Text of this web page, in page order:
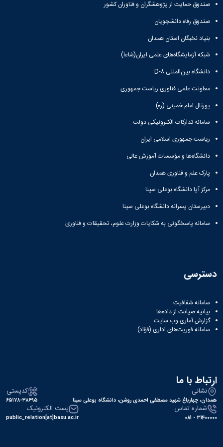
صندوق حمایت از پژوهشگران و فناوران کشور
صندوق رفاه دانشجویان
بنیاد نخبگان استان همدان
شبکه آزمایشگاه‌های علمی ایران(شاعا)
دانشگاه بین‌المللی D-۸
معاونت علمی فناوری ریاست جمهوری
پورتال امام خمینی (ره)
سامانه تدارکات الکترونیکی دولت
ریاست جمهوری اسلامی ایران
دانشگاه‌ها و مؤسسات آموزش عالی
پارک علم و فناوری همدان
مرکز آپا دانشگاه بوعلی سینا
دبیرستان پسرانه دانشگاه بوعلی سینا
سامانه پاسخگوئی به شکایات وزارت علوم، تحقیقات و فناوری
دسترسی
سامانه شفافیت
بیانیه صیانت از داده‌ها
گزارش آماری وب‌ سایت
سامانه فوریت‌های اداری (فؤاد)
ارتباط با ما
نشانی
همدان، چهارباغ شهید مصطفی احمدی روشن، دانشگاه بوعلی سینا
کدپستی
۶۵۱۷۸-۳۸۶۹۵
شماره تماس
31400000 - 081
پست الکترونیک
public_relation[at]basu.ac.ir